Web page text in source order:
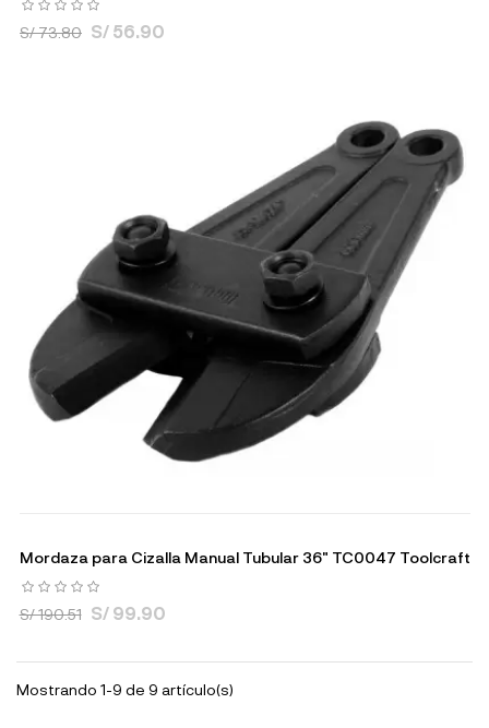
S/ 73.80 S/ 56.90
Mordaza para Cizalla Manual Tubular 36" TC0047 Toolcraft
S/ 190.51 S/ 99.90
Mostrando 1-9 de 9 artículo(s)